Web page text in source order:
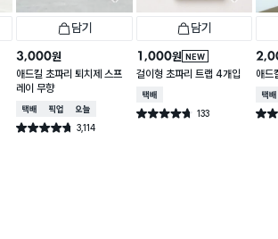
담기
3,000원
애드킬 초파리 퇴치제 스프
레이 무향
택배배송매장픽업오늘배송
별점 4.7점 3,114
건 작성
담기
NEW
1,000원
걸이형 초파리 트랩 4개입
택배배송
별점 4.7점 133
건 작성
애드
택배
별점